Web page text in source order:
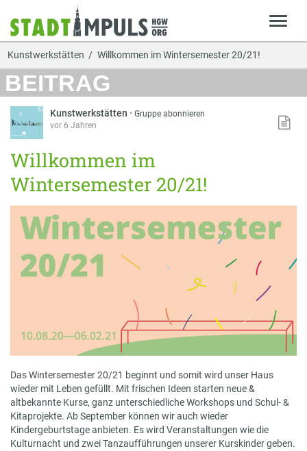
Kunstwerkstätten Willkommen im Wintersemester 20/21!
BEITRAG
Kunstwerkstätten ·Gruppe abonnieren
vor 6 Jahren
Willkommen im
Wintersemester 20/21!
Das Wintersemester 20/21 beginnt und somit wird unser Haus
wieder mit Leben gefüllt. Mit frischen Ideen starten neue &
altbekannte Kurse, ganz unterschiedliche Workshops und Schul- &
Kitaprojekte. Ab September können wir auch wieder
Kindergeburtstage anbieten. Es wird Veranstaltungen wie die
Kulturnacht und zwei Tanzaufführungen unserer Kurskinder geben.